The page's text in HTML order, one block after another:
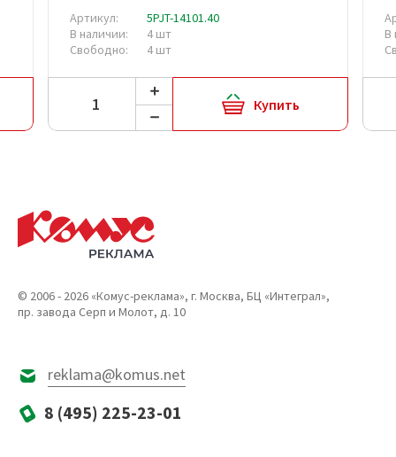
Артикул:
5PJT-14101.40
В наличии:
4 шт
Свободно:
4 шт
Купить
В
© 2006 - 2026 «Комус-реклама», г. Москва, БЦ «Интеграл»,
пр. завода Серп и Молот, д. 10
reklama@komus.net
8 (495) 225-23-01